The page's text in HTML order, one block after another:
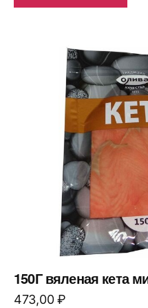
150Г вяленая кета
473,00₽